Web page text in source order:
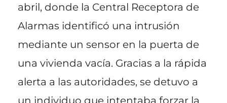
abril, donde la Central Receptora de
Alarmas identificó una intrusión
mediante un sensor en la puerta de
una vivienda vacía. Gracias a la rápida
alerta a las autoridades, se detuvo a
un individuo que intentaba forzar la